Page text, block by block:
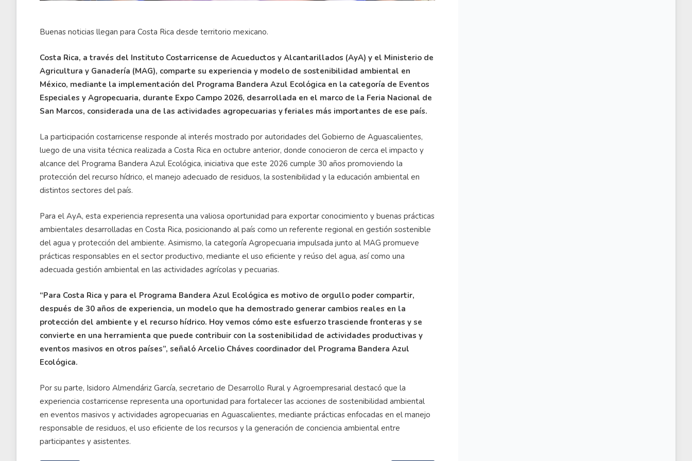
Buenas noticias llegan para Costa Rica desde territorio mexicano.
Costa Rica, a través del Instituto Costarricense de Acueductos y Alcantarillados (AyA) y el Ministerio de
Agricultura y Ganadería (MAG), comparte su experiencia y modelo de sostenibilidad ambiental en
México, mediante la implementación del Programa Bandera Azul Ecológica en la categoría de Eventos
Especiales y Agropecuaria, durante Expo Campo 2026, desarrollada en el marco de la Feria Nacional de
San Marcos, considerada una de las actividades agropecuarias y feriales más importantes de ese país.
La participación costarricense responde al interés mostrado por autoridades del Gobierno de Aguascalientes,
luego de una visita técnica realizada a Costa Rica en octubre anterior, donde conocieron de cerca el impacto y
alcance del Programa Bandera Azul Ecológica, iniciativa que este 2026 cumple 30 años promoviendo la
protección del recurso hídrico, el manejo adecuado de residuos, la sostenibilidad y la educación ambiental en
distintos sectores del país.
Para el AyA, esta experiencia representa una valiosa oportunidad para exportar conocimiento y buenas prácticas
ambientales desarrolladas en Costa Rica, posicionando al país como un referente regional en gestión sostenible
del agua y protección del ambiente. Asimismo, la categoría Agropecuaria impulsada junto al MAG promueve
prácticas responsables en el sector productivo, mediante el uso eficiente y reúso del agua, así como una
adecuada gestión ambiental en las actividades agrícolas y pecuarias.
“Para Costa Rica y para el Programa Bandera Azul Ecológica es motivo de orgullo poder compartir,
después de 30 años de experiencia, un modelo que ha demostrado generar cambios reales en la
protección del ambiente y el recurso hídrico. Hoy vemos cómo este esfuerzo trasciende fronteras y se
convierte en una herramienta que puede contribuir con la sostenibilidad de actividades productivas y
eventos masivos en otros países”, señaló Arcelio Cháves coordinador del Programa Bandera Azul
Ecológica.
Por su parte, Isidoro Almendáriz García, secretario de Desarrollo Rural y Agroempresarial destacó que la
experiencia costarricense representa una oportunidad para fortalecer las acciones de sostenibilidad ambiental
en eventos masivos y actividades agropecuarias en Aguascalientes, mediante prácticas enfocadas en el manejo
responsable de residuos, el uso eficiente de los recursos y la generación de conciencia ambiental entre
participantes y asistentes.